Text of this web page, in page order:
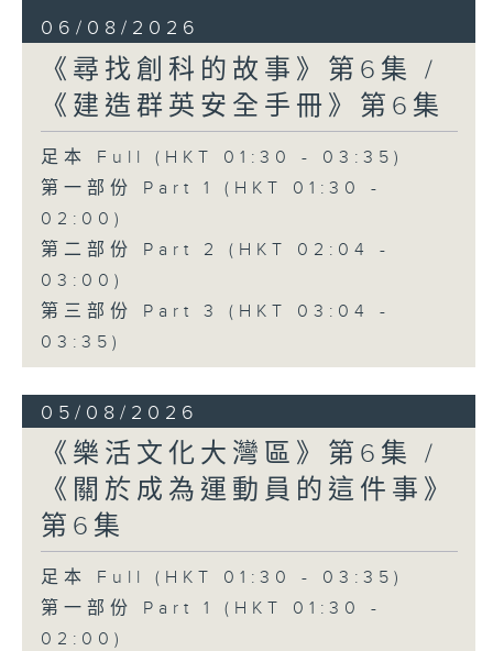
06/08/2026
《尋找創科的故事》第6集 /
《建造群英安全手冊》第6集
足本 Full (HKT 01:30 - 03:35)
第一部份 Part 1 (HKT 01:30 -
02:00)
第二部份 Part 2 (HKT 02:04 -
03:00)
第三部份 Part 3 (HKT 03:04 -
03:35)
05/08/2026
《樂活文化大灣區》第6集 /
《關於成為運動員的這件事》
第6集
足本 Full (HKT 01:30 - 03:35)
第一部份 Part 1 (HKT 01:30 -
02:00)